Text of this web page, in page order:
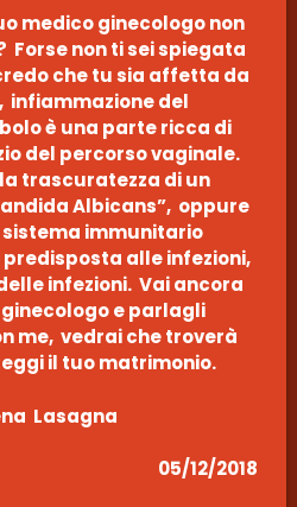
medico ginecologo non
Forse non ti sei spiegata
che tu sia affetta da
infiammazione del
è una parte ricca di
del percorso vaginale.
trascuratezza di un
Albicans”, oppure
immunitario
alle infezioni,
infezioni. Vai ancora
e parlagli
me, vedrai che troverà
il tuo matrimonio.
Lasagna
05/12/2018